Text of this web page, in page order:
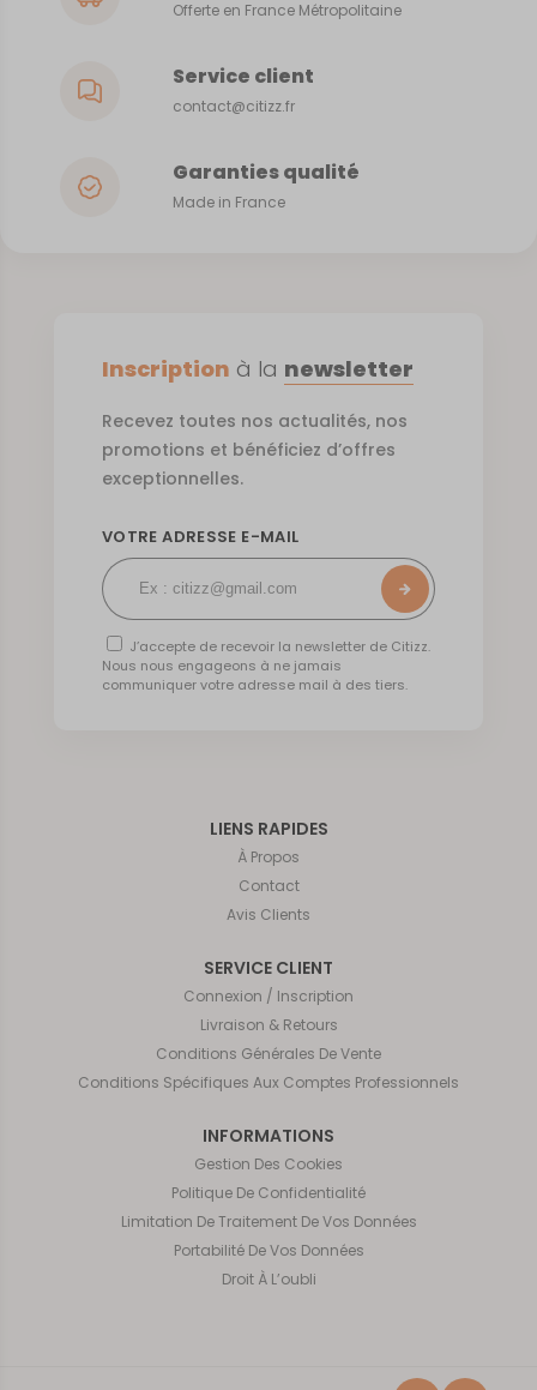
Offerte en France Métropolitaine
Service client
contact@citizz.fr
Garanties qualité
Made in France
LIENS RAPIDES
À Propos
Contact
Avis Clients
SERVICE CLIENT
Connexion / Inscription
Livraison & Retours
Conditions Générales De Vente
Conditions Spécifiques Aux Comptes Professionnels
INFORMATIONS
Gestion Des Cookies
Politique De Confidentialité
Limitation De Traitement De Vos Données
Portabilité De Vos Données
Droit À L’oubli
Inscription à la newsletter
Recevez toutes nos actualités, nos
promotions et bénéficiez d’offres
exceptionnelles.
VOTRE ADRESSE E-MAIL
J’accepte de recevoir la newsletter de Citizz.
Nous nous engageons à ne jamais
communiquer votre adresse mail à des tiers.